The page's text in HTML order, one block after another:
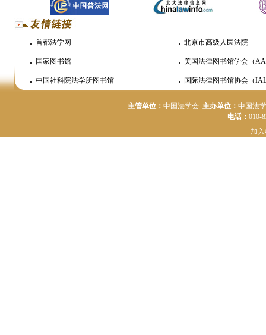
首都法学网 北京市高级人民法院
国家图书馆 美国法律图书馆学会（
中国社科院法学所图书馆 国际法律图书馆协会（
主管单位： 中国法学会 主办单位： 中国法
电话： 010-
加